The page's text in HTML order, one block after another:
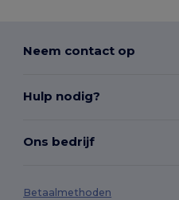
Neem contact op
Hulp nodig?
Ons bedrijf
Betaalmethoden